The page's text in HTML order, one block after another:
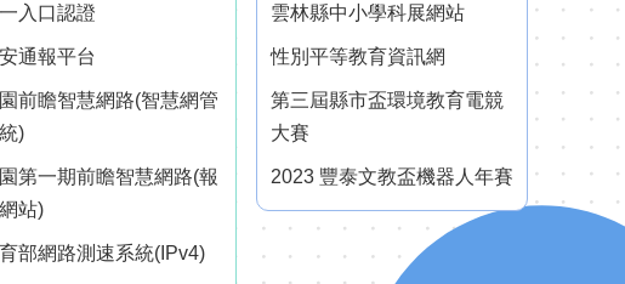
入口認證
通報平台
前瞻智慧網路(智慧網管
)
第一期前瞻智慧網路(報
站)
部網路測速系統(IPv4)
雲林縣中小學科展網站
性別平等教育資訊網
第三屆縣市盃環境教育電競
大賽
2023 豐泰文教盃機器人年賽